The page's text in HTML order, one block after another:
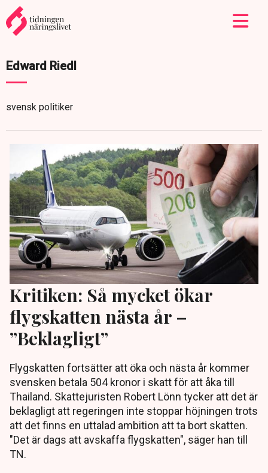
Edward Riedl
svensk politiker
Kritiken: Så mycket ökar
flygskatten nästa år –
”Beklagligt”
Flygskatten fortsätter att öka och nästa år kommer
svensken betala 504 kronor i skatt för att åka till
Thailand. Skattejuristen Robert Lönn tycker att det är
beklagligt att regeringen inte stoppar höjningen trots
att det finns en uttalad ambition att ta bort skatten.
"Det är dags att avskaffa flygskatten", säger han till
TN.